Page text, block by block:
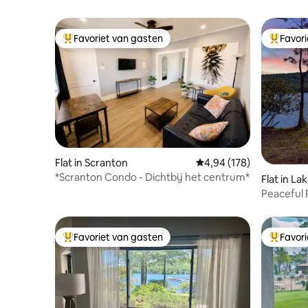
nieuwe gast van de ruimte kan genieten
alsof hij de eerste is!
Topfavoriet van gasten
Favoriet van gasten
Flat in Scranton Gemiddelde
4,94 (178)
*Scranton Condo - Dichtbij het centrum*
Flat in
Peaceful
Topfavoriet van gasten
Favoriet van gasten